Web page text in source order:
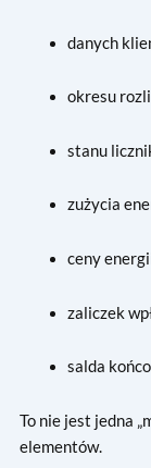
danych
okresu
stanu
zużycia
ceny
zaliczek
salda
To nie jest jedna
elementów.